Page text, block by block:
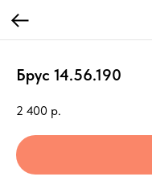
Брус 14.56.190
2 400 р.